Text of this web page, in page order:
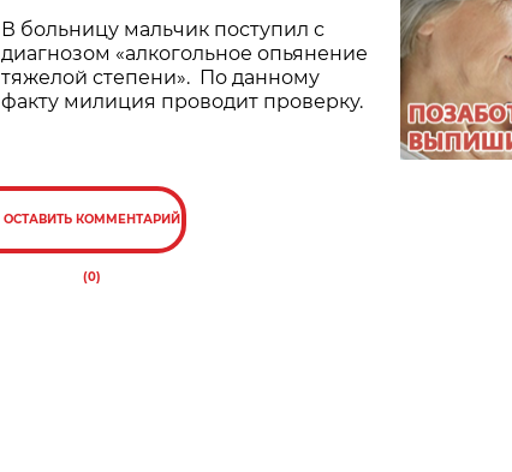
В больницу мальчик поступил с
диагнозом «алкогольное опьянение
тяжелой степени». По данному
факту милиция проводит проверку.
ОСТАВИТЬ КОММЕНТАРИЙ
(0)